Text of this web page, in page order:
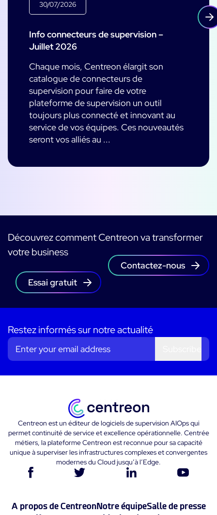
30/07/2026
Info connecteurs de supervision –
Juillet 2026
Chaque mois, Centreon élargit son
catalogue de connecteurs de
supervision pour faire de votre
plateforme de supervision un outil
toujours plus connecté et innovant au
service de vos équipes. Ces nouveautés
seront vos alliés au ...
Découvrez comment Centreon va transformer
votre business
Contactez-nous
Essai gratuit
Restez informés sur notre actualité
Centreon est un éditeur de logiciels de supervision AIOps qui
permet continuité de service et excellence opérationnelle. Centrée
métiers, la plateforme Centreon est reconnue pour sa capacité
unique à superviser les infrastructures complexes et convergentes
modernes du Cloud jusqu’à l’Edge.
A propos de CentreonNotre équipeSalle de presse